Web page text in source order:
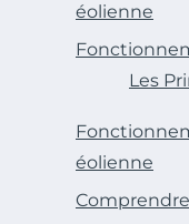
éolienne
Les
éolienne